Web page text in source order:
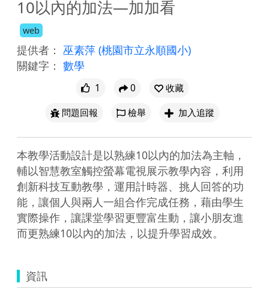
10以內的加法—加加看
web
提供者： 巫素萍 (桃園市立永順國小)
關鍵字： 數學
1 0
收藏
問題回報
檢舉 加入追蹤
本教學活動設計是以熟練10以內的加法為主軸，
輔以智慧教室觸控螢幕電視展示教學內容，利用
創新科技互動教學，運用計時器、挑人回答的功
能，讓個人與兩人一組合作完成任務，藉由學生
實際操作，讓課堂學習更豐富生動，讓小朋友進
而更熟練10以內的加法，以提升學習成效。
資訊